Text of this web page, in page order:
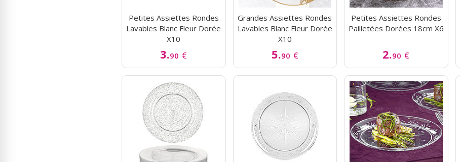
Petites Assiettes Rondes
Lavables Blanc Fleur Dorée
X10
3.90 €
Grandes Assiettes Rondes
Lavables Blanc Fleur Dorée
X10
5.90 €
Petites Assiettes Rondes
Pailletées Dorées 18cm X6
2.90 €